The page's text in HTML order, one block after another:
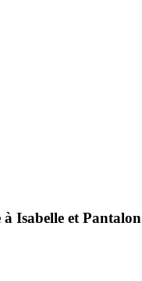
Isabelle et Pantalon